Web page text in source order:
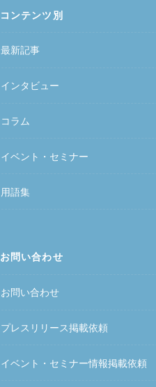
コンテンツ別
最新記事
インタビュー
コラム
イベント・セミナー
用語集
お問い合わせ
お問い合わせ
プレスリリース掲載依頼
イベント・セミナー情報掲載依頼